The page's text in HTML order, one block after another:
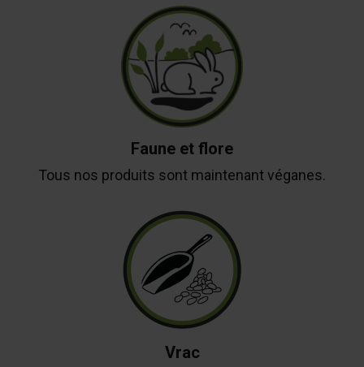
Faune et flore
Tous nos produits sont maintenant véganes.
Vrac